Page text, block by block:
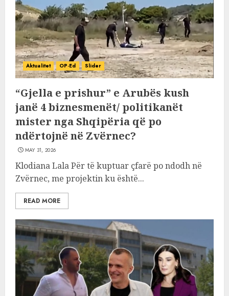
Aktualitet OP-Ed Slider
“Gjella e prishur” e Arubës kush
janë 4 biznesmenët/ politikanët
mister nga Shqipëria që po
ndërtojnë në Zvërnec?
MAY 31, 2026
Klodiana Lala Për të kuptuar çfarë po ndodh në
Zvërnec, me projektin ku është...
READ MORE